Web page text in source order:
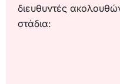
διευθυντές
στάδια: